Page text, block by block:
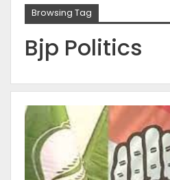
Browsing Tag
Bjp Politics